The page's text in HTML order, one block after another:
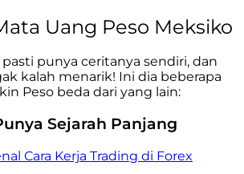
Uang Peso Meksiko
punya ceritanya sendiri, dan
kalah menarik! Ini dia beberapa
Peso beda dari yang lain:
Sejarah Panjang
Cara Kerja Trading di Forex